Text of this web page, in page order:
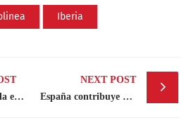
Iberia
Inversión española está presente en 80% de las plantas hoteleras de la zona Este de RD
NEXT POST
España contribuye 30.5 millones de euros al nuevo fondo para la resiliencia y la sostenibilidad del FMI